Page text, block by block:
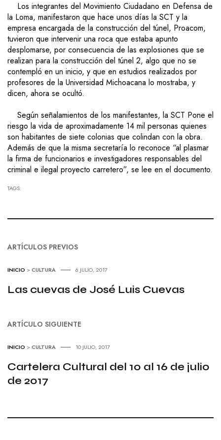
Los integrantes del Movimiento Ciudadano en Defensa de
la Loma, manifestaron que hace unos días la SCT y la
empresa encargada de la construcción del túnel, Proacom,
tuvieron que intervenir una roca que estaba apunto
desplomarse, por consecuencia de las explosiones que se
realizan para la construcción del túnel 2, algo que no se
contempló en un inicio, y que en estudios realizados por
profesores de la Universidad Michoacana lo mostraba, y
dicen, ahora se ocultó.
Según señalamientos de los manifestantes, la SCT Pone el
riesgo la vida de aproximadamente 14 mil personas quienes
son habitantes de siete colonias que colindan con la obra.
Además de que la misma secretaría lo reconoce “al plasmar
la firma de funcionarios e investigadores responsables del
criminal e ilegal proyecto carretero”, se lee en el documento.
TAGS:
ARTÍCULOS PREVIOS
INICIO >CULTURA 6 JULIO, 2017
Las cuevas de José Luis Cuevas
ARTÍCULO SIGUIENTE
INICIO >CULTURA 10 JULIO, 2017
Cartelera Cultural del 10 al 16 de julio
de 2017